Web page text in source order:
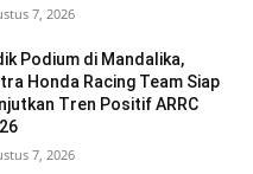
7, 2026
Podium di Mandalika,
Honda Racing Team Siap
Tren Positif ARRC
7, 2026